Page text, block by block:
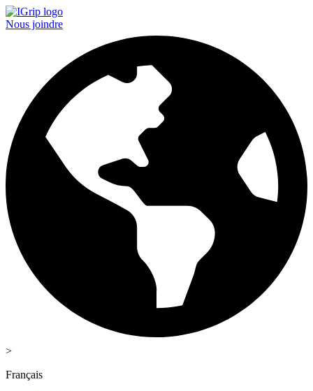
Nous joindre
>
Français